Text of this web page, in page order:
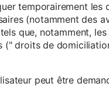
temporairement
(notamment des
que, notamment,
(" droits de
peut être